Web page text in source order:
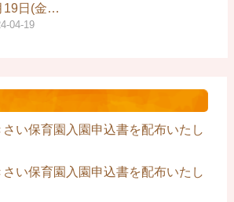
19日(金…
04-19
い保育園入園申込書を配布いたし
い保育園入園申込書を配布いたし